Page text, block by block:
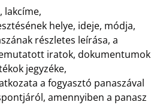
lakcíme,
helye, ideje, módja,
részletes leírása, a
iratok, dokumentumok
jegyzéke,
a fogyasztó panaszával
amennyiben a panasz